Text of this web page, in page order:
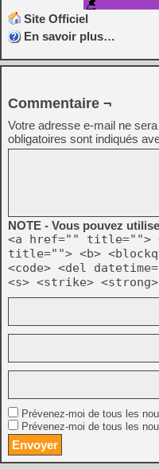
Site Officiel
En savoir plus…
Commentaire ¬
Votre adresse e-mail ne
obligatoires sont indiqués
NOTE - Vous pouvez
<a href="" title="">
title=""> <b>
<code> <del
<s> <strike> <strong>
Prévenez-moi de tous les
Prévenez-moi de tous les